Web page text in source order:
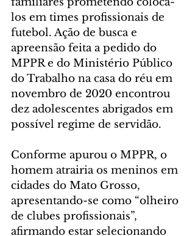
los em times profissionais de
futebol. Ação de busca e
apreensão feita a pedido do
MPPR e do Ministério Público
do Trabalho na casa do réu em
novembro de 2020 encontrou
dez adolescentes abrigados em
possível regime de servidão.
Conforme apurou o MPPR, o
homem atrairia os meninos em
cidades do Mato Grosso,
apresentando-se como “olheiro
de clubes profissionais”,
afirmando estar selecionando